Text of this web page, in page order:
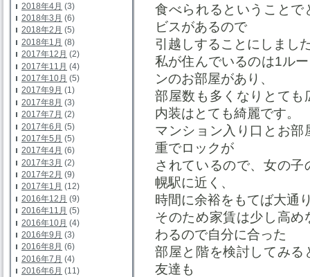
2018年4月 (3)
2018年3月 (6)
2018年2月 (5)
2018年1月 (8)
2017年12月 (2)
2017年11月 (4)
2017年10月 (5)
2017年9月 (1)
2017年8月 (3)
2017年7月 (2)
2017年6月 (5)
2017年5月 (5)
2017年4月 (6)
2017年3月 (2)
2017年2月 (9)
2017年1月 (12)
2016年12月 (9)
2016年11月 (5)
2016年10月 (4)
2016年9月 (3)
2016年8月 (6)
2016年7月 (4)
2016年6月 (11)
食べられるということ
ビスがあるので
引越しすることにしまし
私が住んでいるのは1ル
ンのお部屋があり、
部屋数も多くなりとて
内装はとても綺麗です。
マンション入り口とお
重でロックが
されているので、女の
幌駅に近く、
時間に余裕をもてば大通
そのため家賃は少し高
わるので自分に合った
部屋と階を検討してみ
友達も